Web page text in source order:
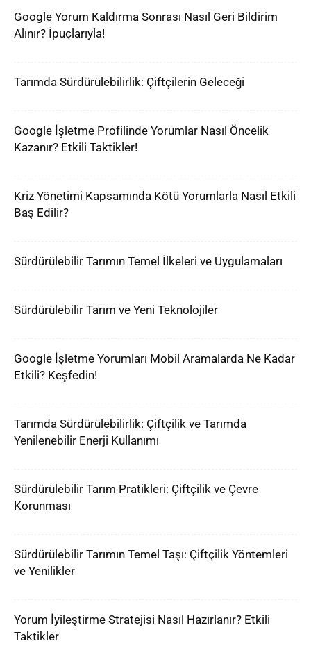
Google Yorum Kaldırma Sonrası Nasıl Geri Bildirim
Alınır? İpuçlarıyla!
Tarımda Sürdürülebilirlik: Çiftçilerin Geleceği
Google İşletme Profilinde Yorumlar Nasıl Öncelik
Kazanır? Etkili Taktikler!
Kriz Yönetimi Kapsamında Kötü Yorumlarla Nasıl Etkili
Baş Edilir?
Sürdürülebilir Tarımın Temel İlkeleri ve Uygulamaları
Sürdürülebilir Tarım ve Yeni Teknolojiler
Google İşletme Yorumları Mobil Aramalarda Ne Kadar
Etkili? Keşfedin!
Tarımda Sürdürülebilirlik: Çiftçilik ve Tarımda
Yenilenebilir Enerji Kullanımı
Sürdürülebilir Tarım Pratikleri: Çiftçilik ve Çevre
Korunması
Sürdürülebilir Tarımın Temel Taşı: Çiftçilik Yöntemleri
ve Yenilikler
Yorum İyileştirme Stratejisi Nasıl Hazırlanır? Etkili
Taktikler